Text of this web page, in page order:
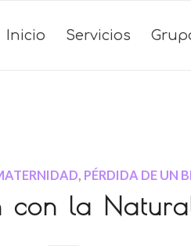
Inicio Servicios
, PÉRDIDA DE UN
con la